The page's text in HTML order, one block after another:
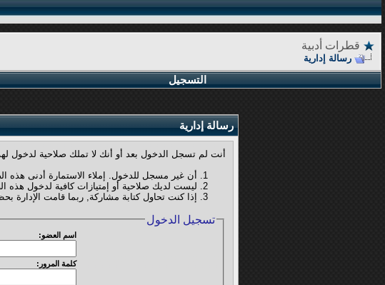
قطرات أدبية
رسالة إدارية
التسجيل
رسالة إدارية
أنت لم تسجل الدخول بعد أو أنك لا تملك صلاحية لدخول
أن غير مسجل للدخول. إملاء الاستمارة أدنى هذه
ليست لديك صلاحية أو إمتيازات كافية لدخول
إذا كنت تحاول كتابة مشاركة, ربما قامت الإدارة
تسجيل الدخول
اسم العضو:
كلمة المرور: